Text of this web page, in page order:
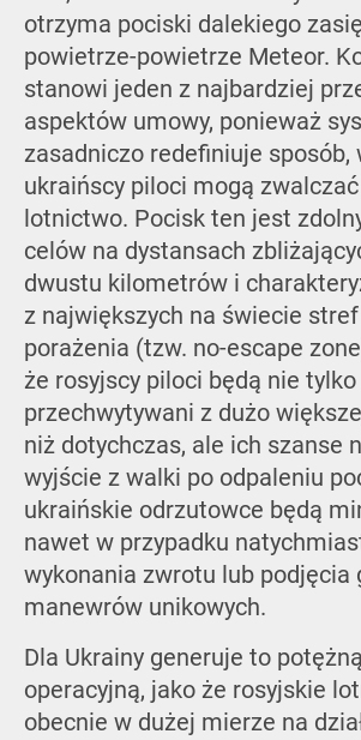
otrzyma pociski dalekiego
powietrze-powietrze Meteor.
stanowi jeden z najbardziej
aspektów umowy, ponieważ
zasadniczo redefiniuje sposób,
ukraińscy piloci mogą
lotnictwo. Pocisk ten jest
celów na dystansach
dwustu kilometrów i
z największych na świecie
porażenia (tzw. no-escape
że rosyjscy piloci będą nie tylko
przechwytywani z dużo
niż dotychczas, ale ich szanse
wyjście z walki po odpaleniu
ukraińskie odrzutowce będą
nawet w przypadku
wykonania zwrotu lub podjęcia
manewrów unikowych.
Dla Ukrainy generuje to
operacyjną, jako że rosyjskie
obecnie w dużej mierze na